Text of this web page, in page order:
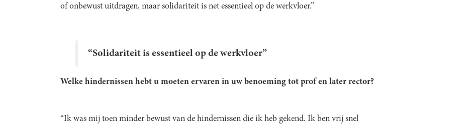
of onbewust uitdragen, maar solidariteit is net essentieel op de werkvloer.”
“Solidariteit is essentieel op de werkvloer”
Welke hindernissen hebt u moeten ervaren in uw benoeming tot prof en later rector?
“Ik was mij toen minder bewust van de hindernissen die ik heb gekend. Ik ben vrij snel